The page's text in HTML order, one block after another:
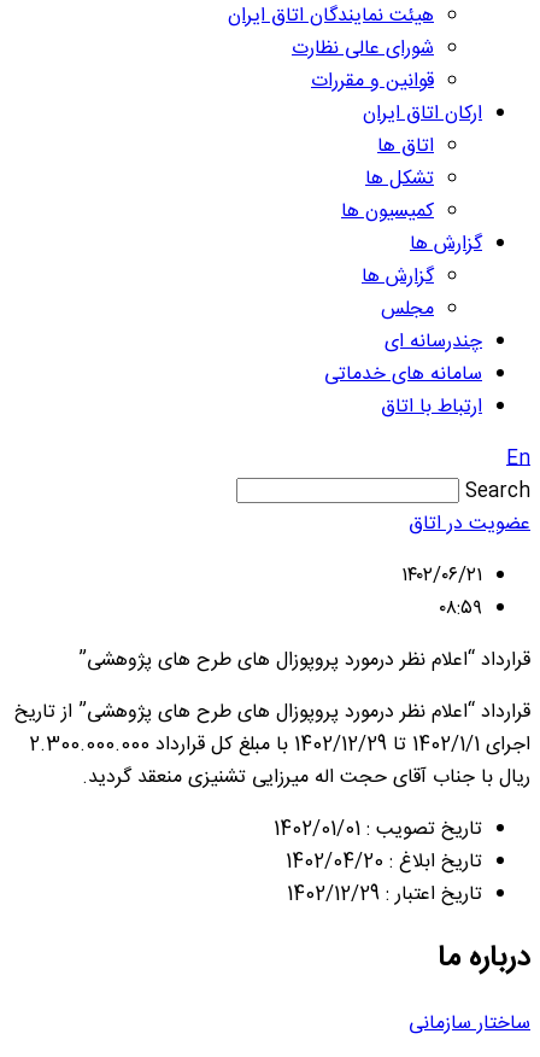
هیئت نمایندگان اتاق ایران
شورای عالی نظارت
قوانین و مقررات
ارکان اتاق ایران
اتاق ها
تشکل ها
کمیسیون ها
گزارش ها
گزارش ها
مجلس
چندرسانه ای
سامانه های خدماتی
ارتباط با اتاق
En
Search
عضویت در اتاق
۱۴۰۲/۰۶/۲۱
۰۸:۵۹
قرارداد “اعلام نظر درمورد پروپوزال های طرح های پژوهشی”
قرارداد “اعلام نظر درمورد پروپوزال های طرح های پژوهشی” از تاریخ
اجرای 1402/1/1 تا 1402/12/29 با مبلغ کل قرارداد 2.300.000.000
ریال با جناب آقای حجت اله میرزایی تشنیزی منعقد گردید.
تاریخ تصویب : 1402/01/01
تاریخ ابلاغ : 1402/04/20
تاریخ اعتبار : 1402/12/29
درباره ما
ساختار سازمانی